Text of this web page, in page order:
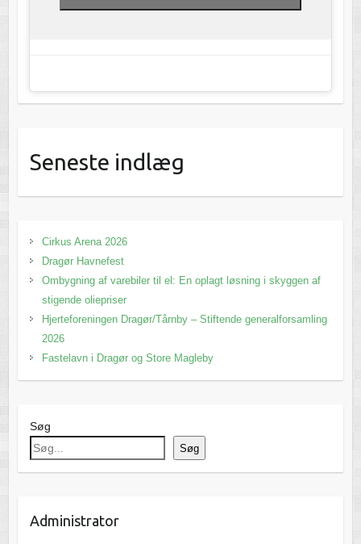
Seneste indlæg
Cirkus Arena 2026
Dragør Havnefest
Ombygning af varebiler til el: En oplagt løsning i skyggen af
stigende oliepriser
Hjerteforeningen Dragør/Tårnby – Stiftende generalforsamling
2026
Fastelavn i Dragør og Store Magleby
Søg
Søg
Administrator